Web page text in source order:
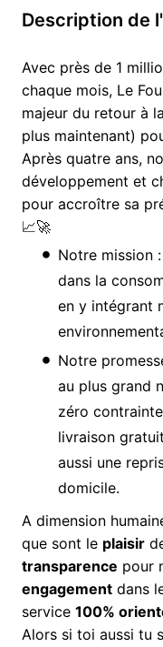
Description de
Avec près de 1
chaque mois, Le
majeur du retour à
plus maintenant)
Après quatre ans,
développement et
pour accroître sa
📈🚀
Notre mission
dans la
en y intégrant
Notre
au plus grand
zéro
livraison
aussi une
domicile.
A dimension
que sont le plaisir
transparence pour
engagement dans
service 100%
Alors si toi aussi tu